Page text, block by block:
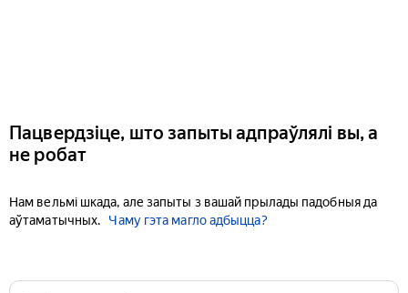
Пацвердзіце, што запыты адпраўлялі вы, а
не робат
Нам вельмі шкада, але запыты з вашай прылады падобныя да
аўтаматычных.
Чаму гэта магло адбыцца?